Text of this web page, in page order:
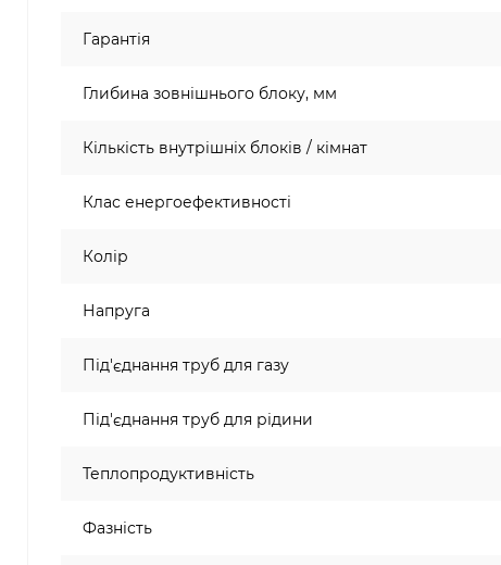
Гарантія
Глибина зовнішнього блоку, мм
Кількість внутрішніх блоків / кімнат
Клас енергоефективності
Колір
Напруга
Під'єднання труб для газу
Під'єднання труб для рідини
Теплопродуктивність
Фазність